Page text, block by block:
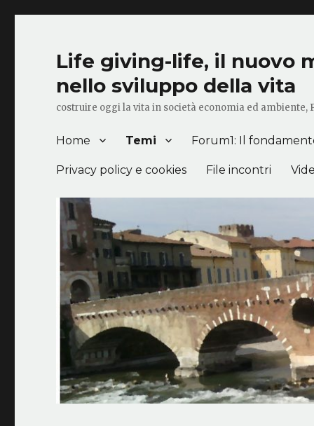
Life giving-life, il nuovo
nello sviluppo della vita
costruire oggi la vita in società economia ed ambiente,
Home Temi Forum1: Il
Privacy policy e cookies File incontri